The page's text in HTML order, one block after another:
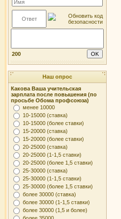
200
Наш опрос
Какова Ваша учительская
зарплата после повышения (по
просьбе Обома профсоюза)
менее 10000
10-15000 (ставка)
10-15000 (более ставки)
15-20000 (ставка)
15-20000 (более ставки)
20-25000 (ставка)
20-25000 (1-1,5 ставки)
20-25000 (более 1,5 ставки)
25-30000 (ставка)
25-30000 (1-1,5 ставки)
25-30000 (более 1,5 ставки)
более 30000 (ставка)
более 30000 (1-1,5 ставки)
более 30000 (1,5 и более)